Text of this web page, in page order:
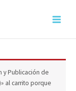
Main
y Publicación de
al carrito porque